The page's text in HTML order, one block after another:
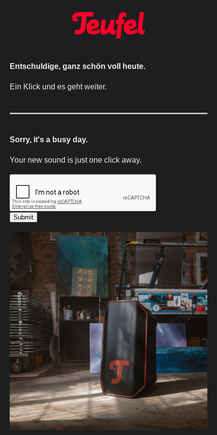
Entschuldige, ganz schön voll heute.
Ein Klick und es geht weiter.
Sorry, it's a busy day.
Your new sound is just one click away.